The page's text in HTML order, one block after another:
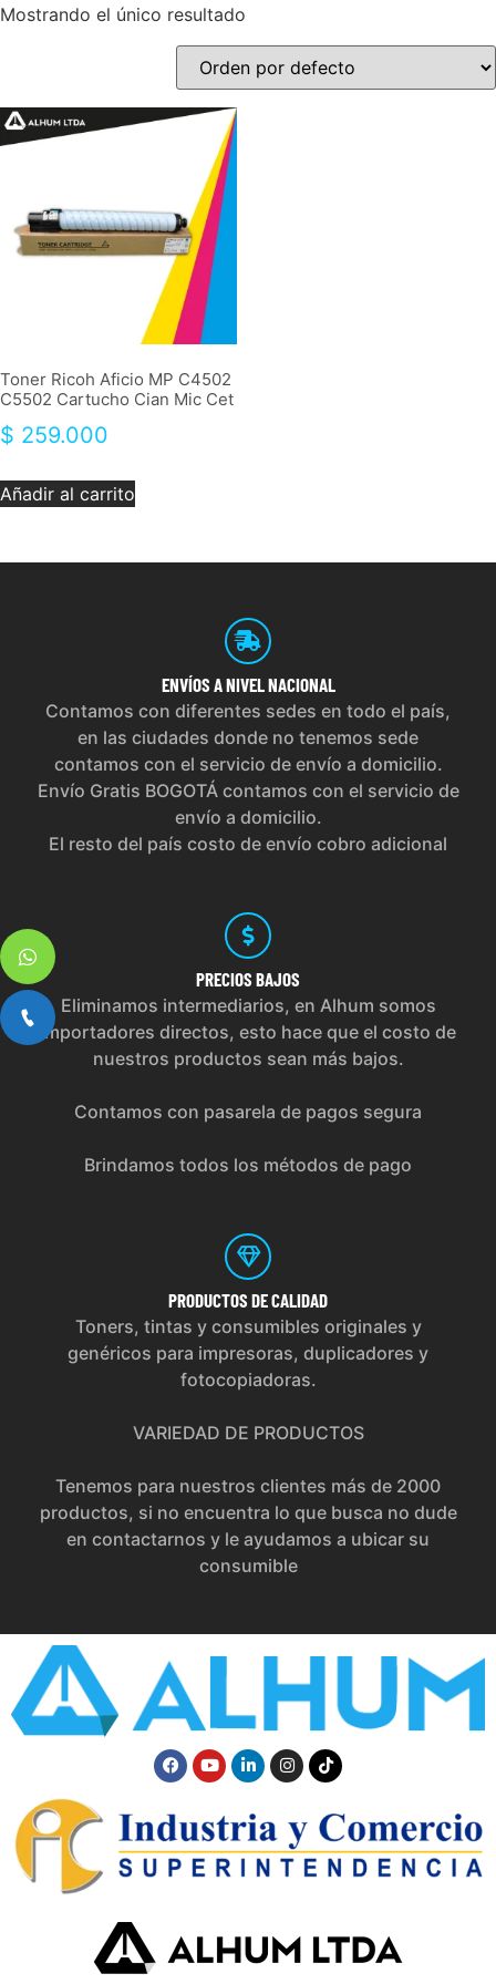
Mostrando el único resultado
Toner Ricoh Aficio MP C4502
C5502 Cartucho Cian Mic Cet
$ 259.000
Añadir al carrito
ENVÍOS A NIVEL NACIONAL
Contamos con diferentes sedes en todo el país,
en las ciudades donde no tenemos sede
contamos con el servicio de envío a domicilio.
Envío Gratis BOGOTÁ contamos con el servicio de
envío a domicilio.
El resto del país costo de envío cobro adicional
PRECIOS BAJOS
Eliminamos intermediarios, en Alhum somos
importadores directos, esto hace que el costo de
nuestros productos sean más bajos.
Contamos con pasarela de pagos segura
Brindamos todos los métodos de pago
PRODUCTOS DE CALIDAD
Toners, tintas y consumibles originales y
genéricos para impresoras, duplicadores y
fotocopiadoras.
VARIEDAD DE PRODUCTOS
Tenemos para nuestros clientes más de 2000
productos, si no encuentra lo que busca no dude
en contactarnos y le ayudamos a ubicar su
consumible